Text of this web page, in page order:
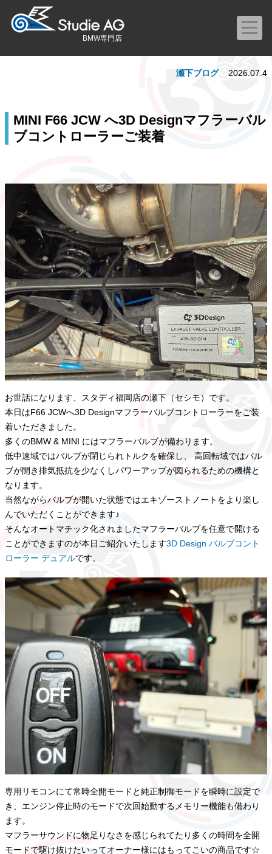
BMW専門店
MINI F66 JCW へ3D Designマフラーバル
ブコントローラーご装着
瀬下ブログ 2026.07.4
お世話になります、スタディ福岡店の瀬下（セシモ）です。
本日はF66 JCWへ3D Designマフラーバルブコントローラーをご装
着いただきました。
多くのBMW & MINI にはマフラーバルブが備わります。
低中速域ではバルブが閉じられトルクを確保し、 高回転域ではバル
ブが開き排気抵抗を少なくしパワーアップが図られるための機構と
なります。
当然ながらバルブが開いた状態ではエキゾーストノートをより楽し
んでいただくことができます♪
そんなオートマチック化されましたマフラーバルブを任意で開ける
ことができますのが本日ご紹介いたします3D Design バルブコント
ローラー デュアルです。
専用リモコンにて常時全開モードと純正制御モードを瞬時に設定で
き、エンジン停止時のモードで次回始動するメモリー機能も備わり
ます。
マフラーサウンドに物足りなさを感じられてたり多くの時間を全開
モードで駆け抜けたいってオーナー様にはもってこいの商品です☆